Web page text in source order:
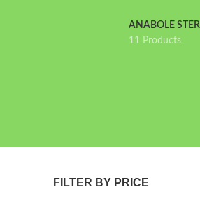
ANABOLE
11 Products
FILTER BY PRICE